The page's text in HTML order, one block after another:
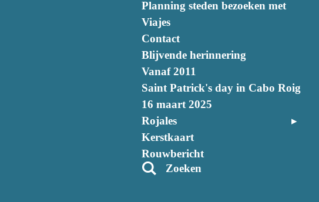
Planning steden bezoeken met
Viajes
Contact
Blijvende herinnering
Vanaf 2011
Saint Patrick's day in Cabo Roig
16 maart 2025
Rojales
Kerstkaart
Rouwbericht
Zoeken